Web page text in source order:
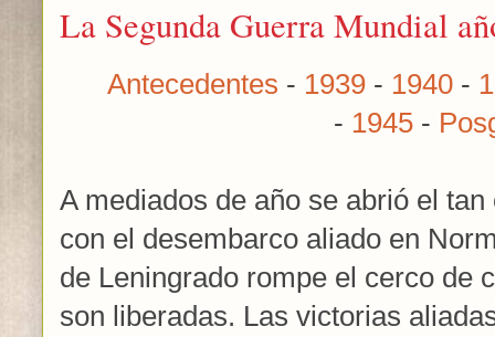
La Segunda Guerra Mundial
Antecedentes - 1939 - 1940 -
- 1945 -
A mediados de año se abrió el
con el desembarco aliado en
de Leningrado rompe el cerco de
son liberadas. Las victorias